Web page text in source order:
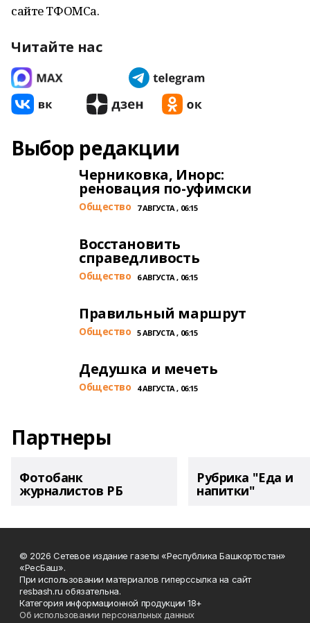
сайте ТФОМСа.
Читайте нас
Выбор редакции
Черниковка, Инорс:
реновация по-уфимски
Общество 7 АВГУСТА , 06:15
Восстановить
справедливость
Общество 6 АВГУСТА , 06:15
Правильный маршрут
Общество 5 АВГУСТА , 06:15
Дедушка и мечеть
Общество 4 АВГУСТА , 06:15
Партнеры
Фотобанк
журналистов РБ
Рубрика "Еда и
напитки"
© 2026 Сетевое издание газеты «Республика Башкортостан»
«РесБаш».
При использовании материалов гиперссылка на сайт
resbash.ru обязательна.
Категория информационной продукции 18+
Об использовании персональных данных